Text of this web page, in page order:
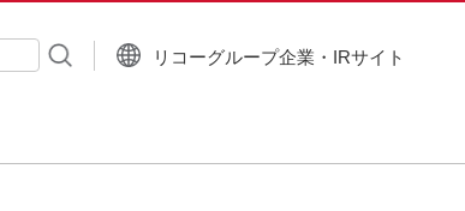
リコーグループ企業・IRサイト